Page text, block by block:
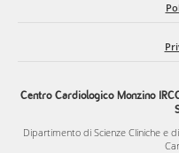
Centro Cardiologico Monzino
Dipartimento di Scienze Cliniche e